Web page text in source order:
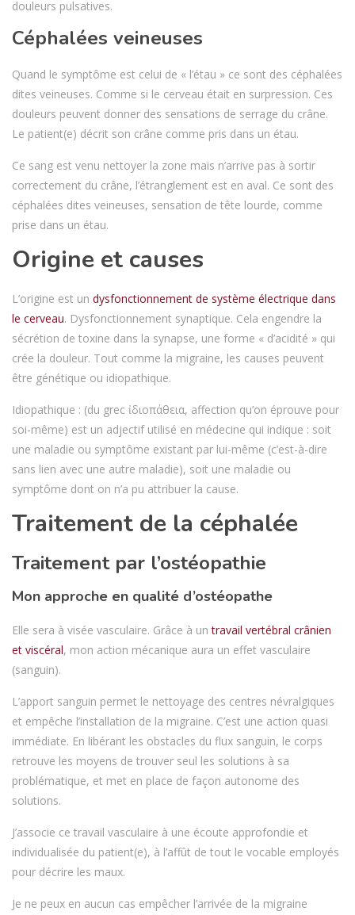
douleurs pulsatives.
Céphalées veineuses
Quand le symptôme est celui de « l’étau » ce sont des céphalées
dites veineuses. Comme si le cerveau était en surpression. Ces
douleurs peuvent donner des sensations de serrage du crâne.
Le patient(e) décrit son crâne comme pris dans un étau.
Ce sang est venu nettoyer la zone mais n’arrive pas à sortir
correctement du crâne, l’étranglement est en aval. Ce sont des
céphalées dites veineuses, sensation de tête lourde, comme
prise dans un étau.
Origine et causes
L’origine est un dysfonctionnement de système électrique dans
le cerveau. Dysfonctionnement synaptique. Cela engendre la
sécrétion de toxine dans la synapse, une forme « d’acidité » qui
crée la douleur. Tout comme la migraine, les causes peuvent
être génétique ou idiopathique.
Idiopathique : (du grec ἰδιοπάθεια, affection qu’on éprouve pour
soi-même) est un adjectif utilisé en médecine qui indique : soit
une maladie ou symptôme existant par lui-même (c’est-à-dire
sans lien avec une autre maladie), soit une maladie ou
symptôme dont on n’a pu attribuer la cause.
Traitement de la céphalée
Traitement par l’ostéopathie
Mon approche en qualité d’ostéopathe
Elle sera à visée vasculaire. Grâce à untravail vertébral crânien
et viscéral, mon action mécanique aura un effet vasculaire
(sanguin).
L’apport sanguin permet le nettoyage des centres névralgiques
et empêche l’installation de la migraine. C’est une action quasi
immédiate. En libérant les obstacles du flux sanguin, le corps
retrouve les moyens de trouver seul les solutions à sa
problématique, et met en place de façon autonome des
solutions.
J’associe ce travail vasculaire à une écoute approfondie et
individualisée du patient(e), à l’affût de tout le vocable employés
pour décrire les maux.
Je ne peux en aucun cas empêcher l’arrivée de la migraine